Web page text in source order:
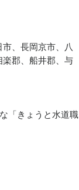
、長岡京市、八
郡、船井郡、与
「きょうと水道職